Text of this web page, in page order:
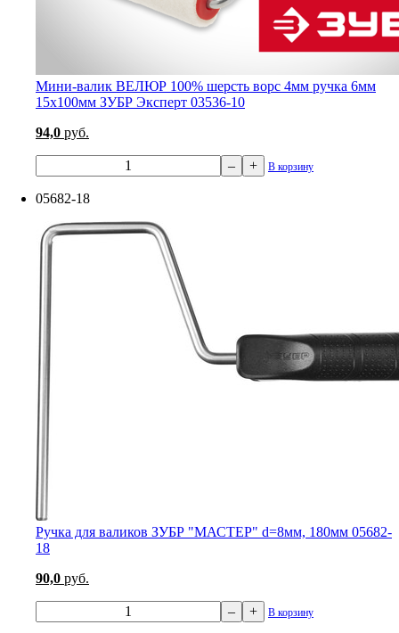
Мини-валик ВЕЛЮР 100% шерсть ворс 4мм ручка 6мм
15х100мм ЗУБР Эксперт 03536-10
94,0 руб.
– + В корзину
05682-18
Ручка для валиков ЗУБР "МАСТЕР" d=8мм, 180мм 05682-
18
90,0 руб.
– + В корзину